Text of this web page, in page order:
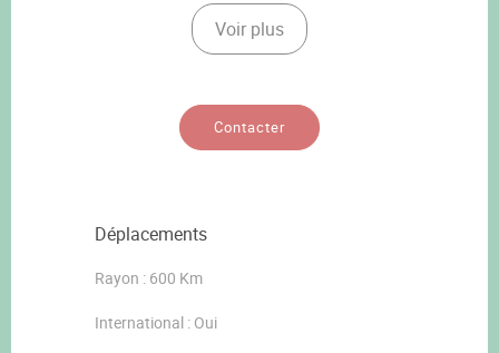
Voir plus
Contacter
Déplacements
Rayon : 600 Km
International : Oui